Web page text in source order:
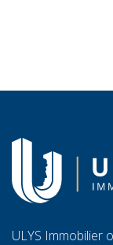
ULYS Immobilier